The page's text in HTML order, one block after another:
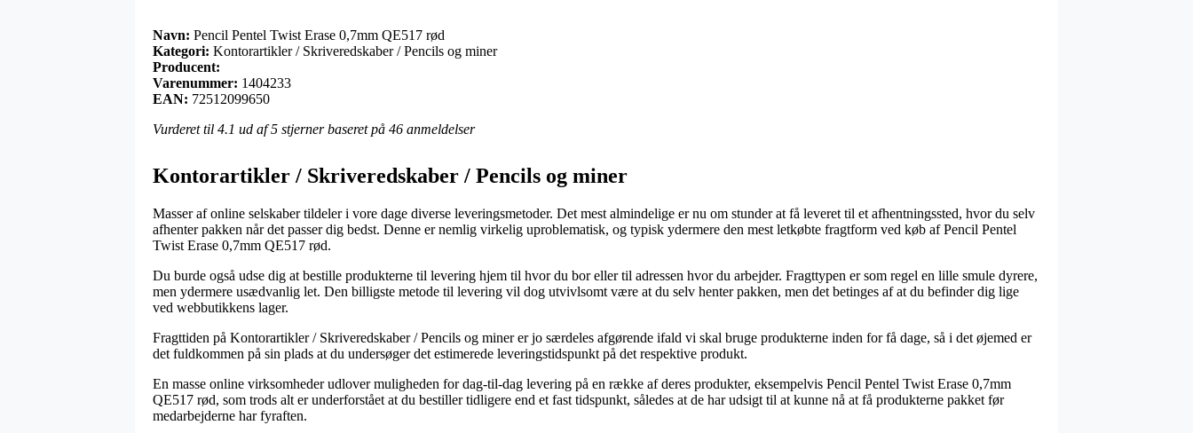
Navn: Pencil Pentel Twist Erase 0,7mm QE517 rød
Kategori: Kontorartikler / Skriveredskaber / Pencils og miner
Producent:
Varenummer: 1404233
EAN: 72512099650
Vurderet til 4.1 ud af 5 stjerner baseret på 46 anmeldelser
Kontorartikler / Skriveredskaber / Pencils og miner
Masser af online selskaber tildeler i vore dage diverse leveringsmetoder. Det mest almindelige er nu om stunder at få leveret til et afhentningssted, hvor du selv
afhenter pakken når det passer dig bedst. Denne er nemlig virkelig uproblematisk, og typisk ydermere den mest letkøbte fragtform ved køb af Pencil Pentel
Twist Erase 0,7mm QE517 rød.
Du burde også udse dig at bestille produkterne til levering hjem til hvor du bor eller til adressen hvor du arbejder. Fragttypen er som regel en lille smule dyrere,
men ydermere usædvanlig let. Den billigste metode til levering vil dog utvivlsomt være at du selv henter pakken, men det betinges af at du befinder dig lige
ved webbutikkens lager.
Fragttiden på Kontorartikler / Skriveredskaber / Pencils og miner er jo særdeles afgørende ifald vi skal bruge produkterne inden for få dage, så i det øjemed er
det fuldkommen på sin plads at du undersøger det estimerede leveringstidspunkt på det respektive produkt.
En masse online virksomheder udlover muligheden for dag-til-dag levering på en række af deres produkter, eksempelvis Pencil Pentel Twist Erase 0,7mm
QE517 rød, som trods alt er underforstået at du bestiller tidligere end et fast tidspunkt, således at de har udsigt til at kunne nå at få produkterne pakket før
medarbejderne har fyraften.